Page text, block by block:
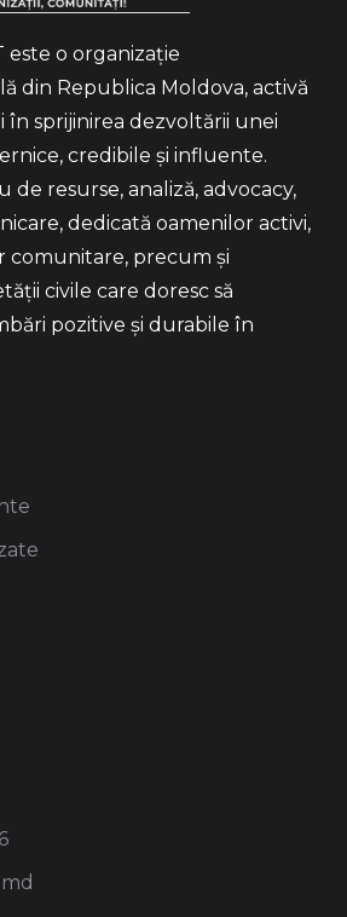
este o organizație
din Republica Moldova, activă
în sprijinirea dezvoltării unei
credibile și influente.
resurse, analiză, advocacy,
dedicată oamenilor activi,
comunitare, precum și
civile care doresc să
pozitive și durabile în